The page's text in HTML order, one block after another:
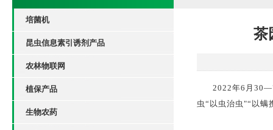
培菌机
昆虫信息素引诱剂产品
农林物联网
植保产品
生物农药
茶
2022年6月
虫“以虫治虫"“以螨